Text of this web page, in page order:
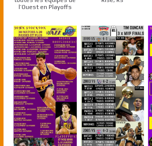
l’Ouest en Playoffs